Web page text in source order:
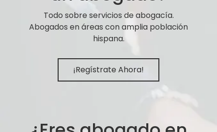
Todo sobre servicios de abogacía.
Abogados en áreas con amplia población
hispana.
¡Regístrate Ahora!